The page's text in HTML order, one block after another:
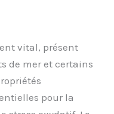
vital, présent
de mer et certains
pour la